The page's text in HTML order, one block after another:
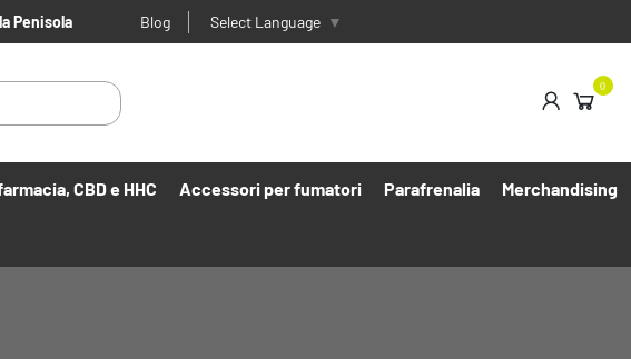
Penisola Blog Select Language ▼
0
CBD e HHC Accessori per fumatori Parafrenalia Merchandising